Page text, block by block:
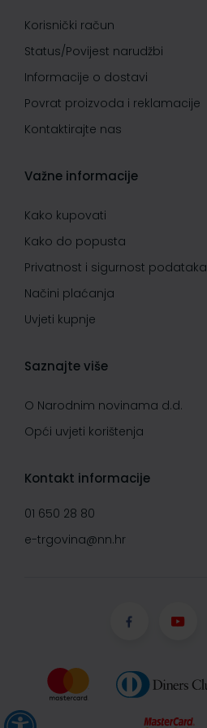
Korisnički račun
Status/Povijest narudžbi
Informacije o dostavi
Povrat proizvoda i reklamacije
Kontaktirajte nas
Važne informacije
Kako kupovati
Kako do popusta
Privatnost i sigurnost podataka
Načini plaćanja
Uvjeti kupnje
Saznajte više
O Narodnim novinama d.d.
Opći uvjeti korištenja
Kontakt informacije
01 650 28 80
e-trgovina@nn.hr